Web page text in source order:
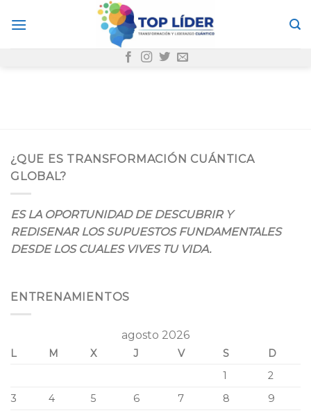
¿QUE ES TRANSFORMACIÓN CUÁNTICA
GLOBAL?
ES LA OPORTUNIDAD DE DESCUBRIR Y
REDISENAR LOS SUPUESTOS FUNDAMENTALES
DESDE LOS CUALES VIVES TU VIDA.
ENTRENAMIENTOS
agosto 2026
L M X J V S
D
1
2
3
4 5 6 7 8
9